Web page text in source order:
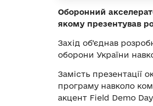
Оборонний
якому презентував
Захід об’єднав
оборони України
Замість презентації
програму навколо
акцент Field Demo